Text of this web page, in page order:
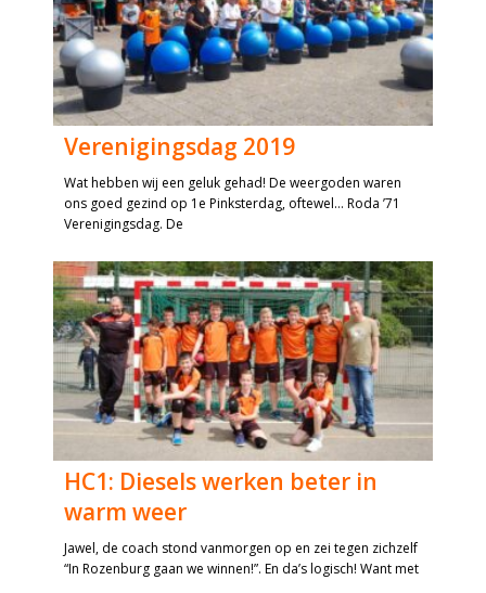
Verenigingsdag 2019
Wat hebben wij een geluk gehad! De weergoden waren
ons goed gezind op 1e Pinksterdag, oftewel… Roda ’71
Verenigingsdag. De
HC1: Diesels werken beter in
warm weer
Jawel, de coach stond vanmorgen op en zei tegen zichzelf
“In Rozenburg gaan we winnen!”. En da’s logisch! Want met